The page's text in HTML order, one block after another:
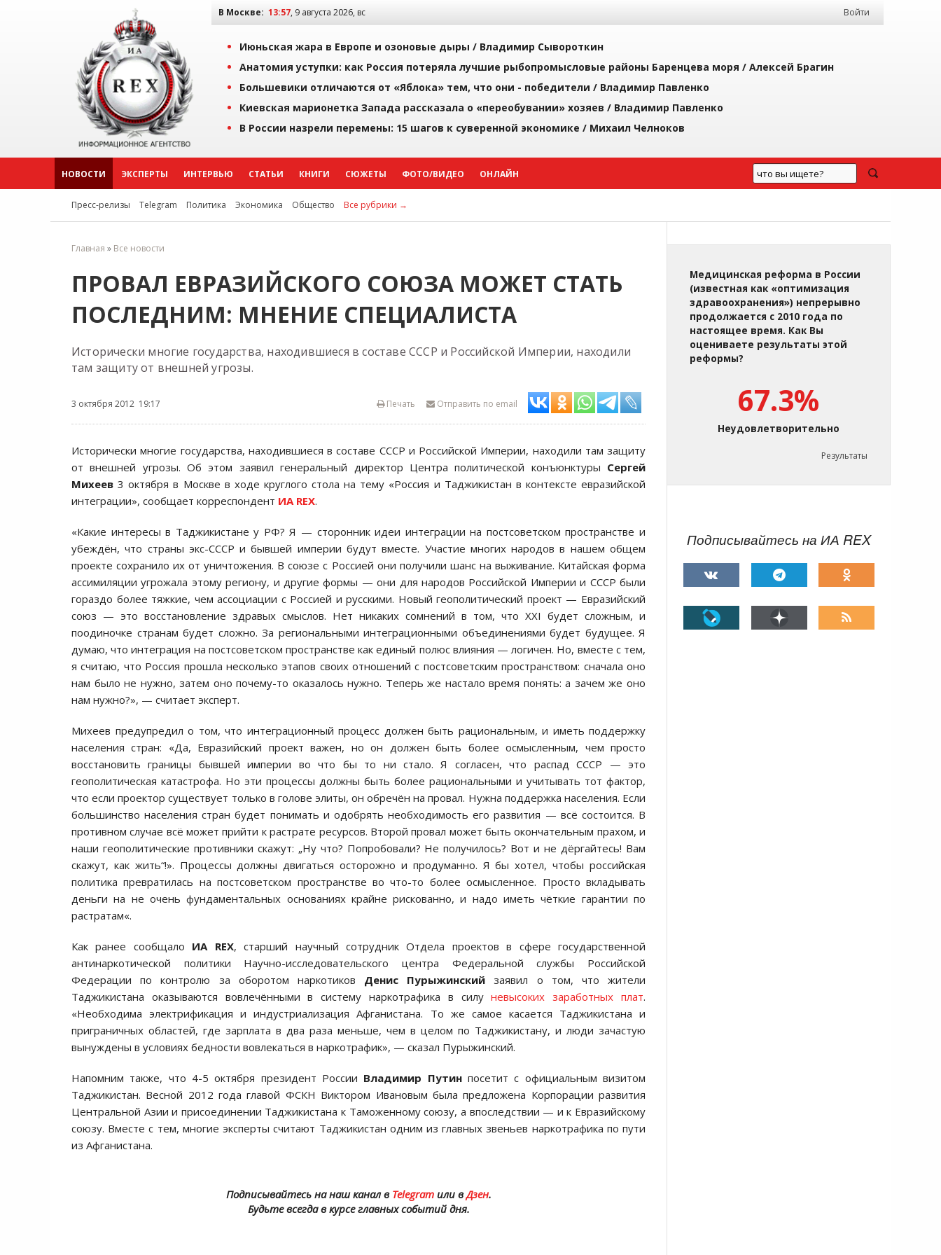
В Москве: 13:57, 9 августа 2026, вс Войти
Июньская жара в Европе и озоновые дыры / Владимир Сывороткин
Анатомия уступки: как Россия потеряла лучшие рыбопромысловые районы Баренцева моря / Алексей Брагин
Большевики отличаются от «Яблока» тем, что они - победители / Владимир Павленко
Киевская марионетка Запада рассказала о «переобувании» хозяев / Владимир Павленко
В России назрели перемены: 15 шагов к суверенной экономике / Михаил Челноков
НОВОСТИ ЭКСПЕРТЫ ИНТЕРВЬЮ СТАТЬИ КНИГИ СЮЖЕТЫ ФОТО/ВИДЕО ОНЛАЙН
Пресс-релизы Telegram Политика Экономика Общество Все рубрики →
Главная » Все новости
ПРОВАЛ ЕВРАЗИЙСКОГО СОЮЗА МОЖЕТ СТАТЬ
ПОСЛЕДНИМ: МНЕНИЕ СПЕЦИАЛИСТА
Исторически многие государства, находившиеся в составе СССР и Российской Империи, находили
там защиту от внешней угрозы.
3 октября 2012 19:17 Отправить по email
Печать
Исторически многие государства, находившиеся в составе СССР и Российской Империи, находили там защиту
от внешней угрозы. Об этом заявил генеральный директор Центра политической конъюнктуры Сергей
Михеев 3 октября в Москве в ходе круглого стола на тему «Россия и Таджикистан в контексте евразийской
интеграции», сообщает корреспондент ИА REX.
«Какие интересы в Таджикистане у РФ? Я — сторонник идеи интеграции на постсоветском пространстве и
убеждён, что страны экс-СССР и бывшей империи будут вместе. Участие многих народов в нашем общем
проекте сохранило их от уничтожения. В союзе с Россией они получили шанс на выживание. Китайская форма
ассимиляции угрожала этому региону, и другие формы — они для народов Российской Империи и СССР были
гораздо более тяжкие, чем ассоциации с Россией и русскими. Новый геополитический проект — Евразийский
союз — это восстановление здравых смыслов. Нет никаких сомнений в том, что XXI будет сложным, и
поодиночке странам будет сложно. За региональными интеграционными объединениями будет будущее. Я
думаю, что интеграция на постсоветском пространстве как единый полюс влияния — логичен. Но, вместе с тем,
я считаю, что Россия прошла несколько этапов своих отношений с постсоветским пространством: сначала оно
нам было не нужно, затем оно почему-то оказалось нужно. Теперь же настало время понять: а зачем же оно
нам нужно?», — считает эксперт.
Михеев предупредил о том, что интеграционный процесс должен быть рациональным, и иметь поддержку
населения стран: «Да, Евразийский проект важен, но он должен быть более осмысленным, чем просто
восстановить границы бывшей империи во что бы то ни стало. Я согласен, что распад СССР — это
геополитическая катастрофа. Но эти процессы должны быть более рациональными и учитывать тот фактор,
что если проектор существует только в голове элиты, он обречён на провал. Нужна поддержка населения. Если
большинство населения стран будет понимать и одобрять необходимость его развития — всё состоится. В
противном случае всё может прийти к растрате ресурсов. Второй провал может быть окончательным прахом, и
наши геополитические противники скажут: „Ну что? Попробовали? Не получилось? Вот и не дёргайтесь! Вам
скажут, как жить“!». Процессы должны двигаться осторожно и продуманно. Я бы хотел, чтобы российская
политика превратилась на постсоветском пространстве во что-то более осмысленное. Просто вкладывать
деньги на не очень фундаментальных основаниях крайне рискованно, и надо иметь чёткие гарантии по
растратам«.
Как ранее сообщало ИА REX, старший научный сотрудник Отдела проектов в сфере государственной
антинаркотической политики Научно-исследовательского центра Федеральной службы Российской
Федерации по контролю за оборотом наркотиков Денис Пурыжинский заявил о том, что жители
Таджикистана оказываются вовлечёнными в систему наркотрафика в силуневысоких заработных плат.
«Необходима электрификация и индустриализация Афганистана. То же самое касается Таджикистана и
приграничных областей, где зарплата в два раза меньше, чем в целом по Таджикистану, и люди зачастую
вынуждены в условиях бедности вовлекаться в наркотрафик», — сказал Пурыжинский.
Напомним также, что 4-5 октября президент России Владимир Путинпосетит с официальным визитом
Таджикистан. Весной 2012 года главой ФСКН Виктором Ивановым была предложена Корпорации развития
Центральной Азии и присоединении Таджикистана к Таможенному союзу, а впоследствии — и к Евразийскому
союзу. Вместе с тем, многие эксперты считают Таджикистан одним из главных звеньев наркотрафика по пути
из Афганистана.
Подписывайтесь на наш канал в Telegramили вДзен.
Будьте всегда в курсе главных событий дня.
Медицинская реформа в России
(известная как «оптимизация
здравоохранения») непрерывно
продолжается с 2010 года по
настоящее время. Как Вы
оцениваете результаты этой
реформы?
67.3%
Неудовлетворительно
Результаты
Подписывайтесь на ИА REX